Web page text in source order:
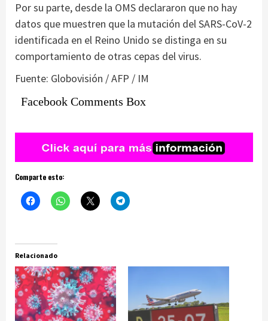
Por su parte, desde la OMS declararon que no hay
datos que muestren que la mutación del SARS-CoV-2
identificada en el Reino Unido se distinga en su
comportamiento de otras cepas del virus.
Fuente: Globovisión / AFP / IM
Facebook Comments Box
Comparte esto:
Relacionado